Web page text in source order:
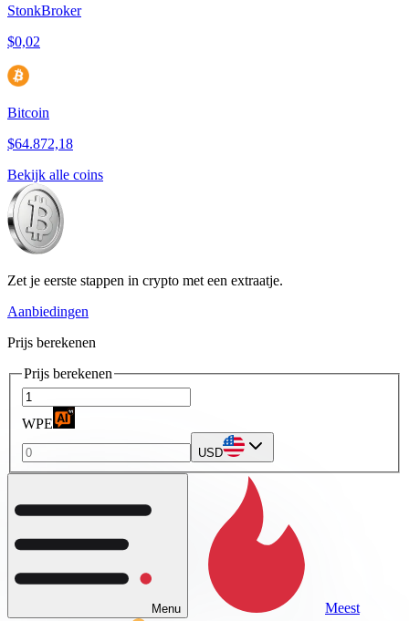
StonkBroker
$0,02
Bitcoin
$64.872,18
Bekijk alle coins
Zet je eerste stappen in crypto met een extraatje.
Aanbiedingen
Prijs berekenen
Prijs berekenen
WPE
USD
Menu Meest